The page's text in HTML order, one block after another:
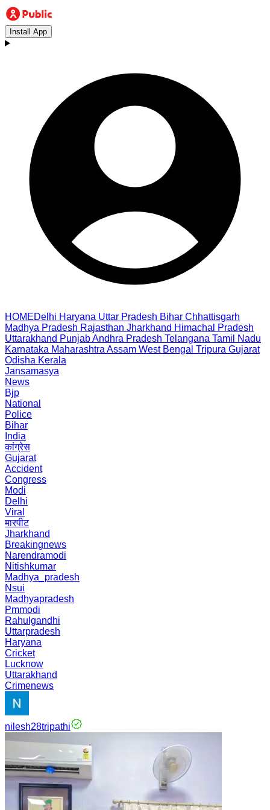
Install App
HOMEDelhi Haryana Uttar Pradesh Bihar Chhattisgarh
Madhya Pradesh Rajasthan Jharkhand Himachal Pradesh
Uttarakhand PunjabAndhra Pradesh Telangana Tamil Nadu
Karnataka Maharashtra Assam West Bengal Tripura Gujarat
Odisha Kerala
Jansamasya
News
Bjp
National
Police
Bihar
India
कांग्रेस
Gujarat
Accident
Congress
Modi
Delhi
Viral
मारपीट
Jharkhand
Breakingnews
Narendramodi
Nitishkumar
Madhya_pradesh
Nsui
Madhyapradesh
Pmmodi
Rahulgandhi
Uttarpradesh
Haryana
Cricket
Lucknow
Uttarakhand
Crimenews
nilesh28tripathi